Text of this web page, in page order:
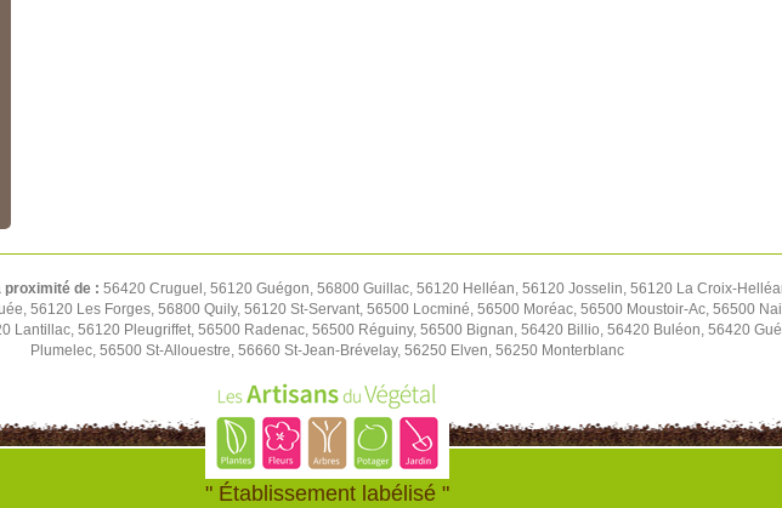
proximité de : 56420 Cruguel, 56120 Guégon, 56800 Guillac, 56120 Helléan, 56120 Josselin, 56120 La Croix-
56120 Les Forges, 56800 Quily, 56120 St-Servant, 56500 Locminé, 56500 Moréac, 56500 Moustoir-Ac, 56500
Lantillac, 56120 Pleugriffet, 56500 Radenac, 56500 Réguiny, 56500 Bignan, 56420 Billio, 56420 Buléon, 56420
Plumelec, 56500 St-Allouestre, 56660 St-Jean-Brévelay, 56250 Elven, 56250 Monterblanc
" Établissement labélisé "